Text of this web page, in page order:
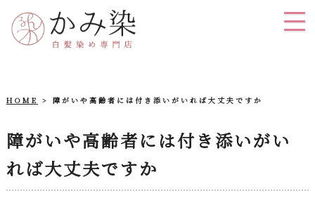
HOME 障がいや高齢者には付き添いがいれば大丈夫ですか
障がいや高齢者には付き添いがい
れば大丈夫ですか